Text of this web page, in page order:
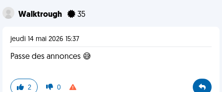
Walktrough 35
jeudi 14 mai 2026 15:37
Passe des annonces 😅
2 0